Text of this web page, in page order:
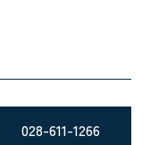
028-611-1266